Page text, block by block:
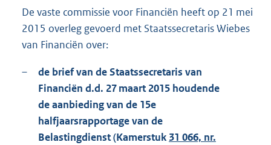
9
K
De vaste commissie voor Financiën heeft op 21 mei
2015 overleg gevoerd met Staatssecretaris Wiebes
van Financiën over:
–
de brief van de Staatssecretaris van
Financiën d.d. 27 maart 2015 houdende
de aanbieding van de 15e
halfjaarsrapportage van de
Belastingdienst (Kamerstuk 31 066, nr.